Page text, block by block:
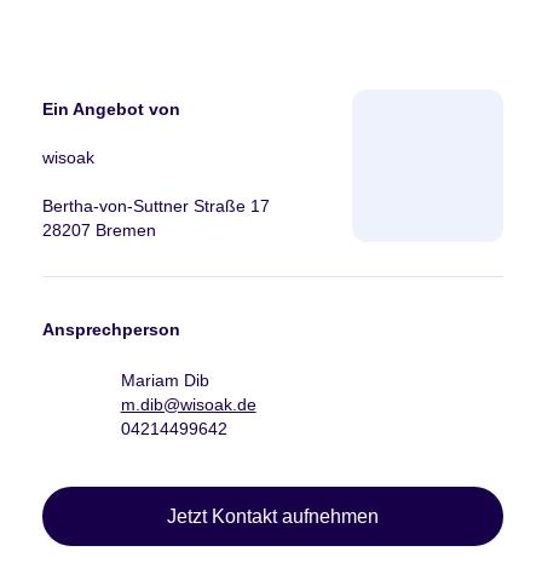
Ein Angebot von
wisoak
Bertha-von-Suttner Straße 17
28207 Bremen
Ansprechperson
Mariam Dib
m.dib@wisoak.de
04214499642
Jetzt Kontakt aufnehmen